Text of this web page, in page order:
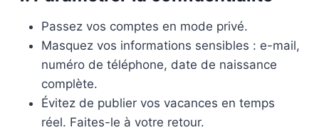
Passez vos comptes en mode privé.
Masquez vos informations sensibles : e-mail,
numéro de téléphone, date de naissance
complète.
Évitez de publier vos vacances en temps
réel. Faites-le à votre retour.